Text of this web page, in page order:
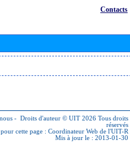
Contacts
- Droits d'auteur © UIT 2026 Tous droits
réservés
cette page : Coordinateur Web de l'UIT-R
Mis à jour le : 2013-01-30